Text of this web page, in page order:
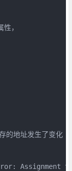
，
的地址发生了变化
Assignment